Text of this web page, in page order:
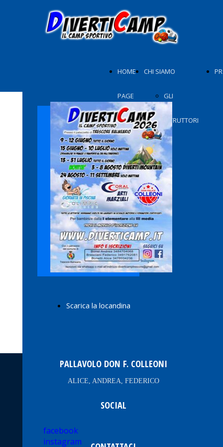
PALLAVOLO DON F. COLLEONI
SOCIAL
facebook
instagram
ALICE, ANDREA, FEDERICO
HOME
PAGE
CHI SIAMO
GLI
ISTRUTTORI
Scarica la locandina